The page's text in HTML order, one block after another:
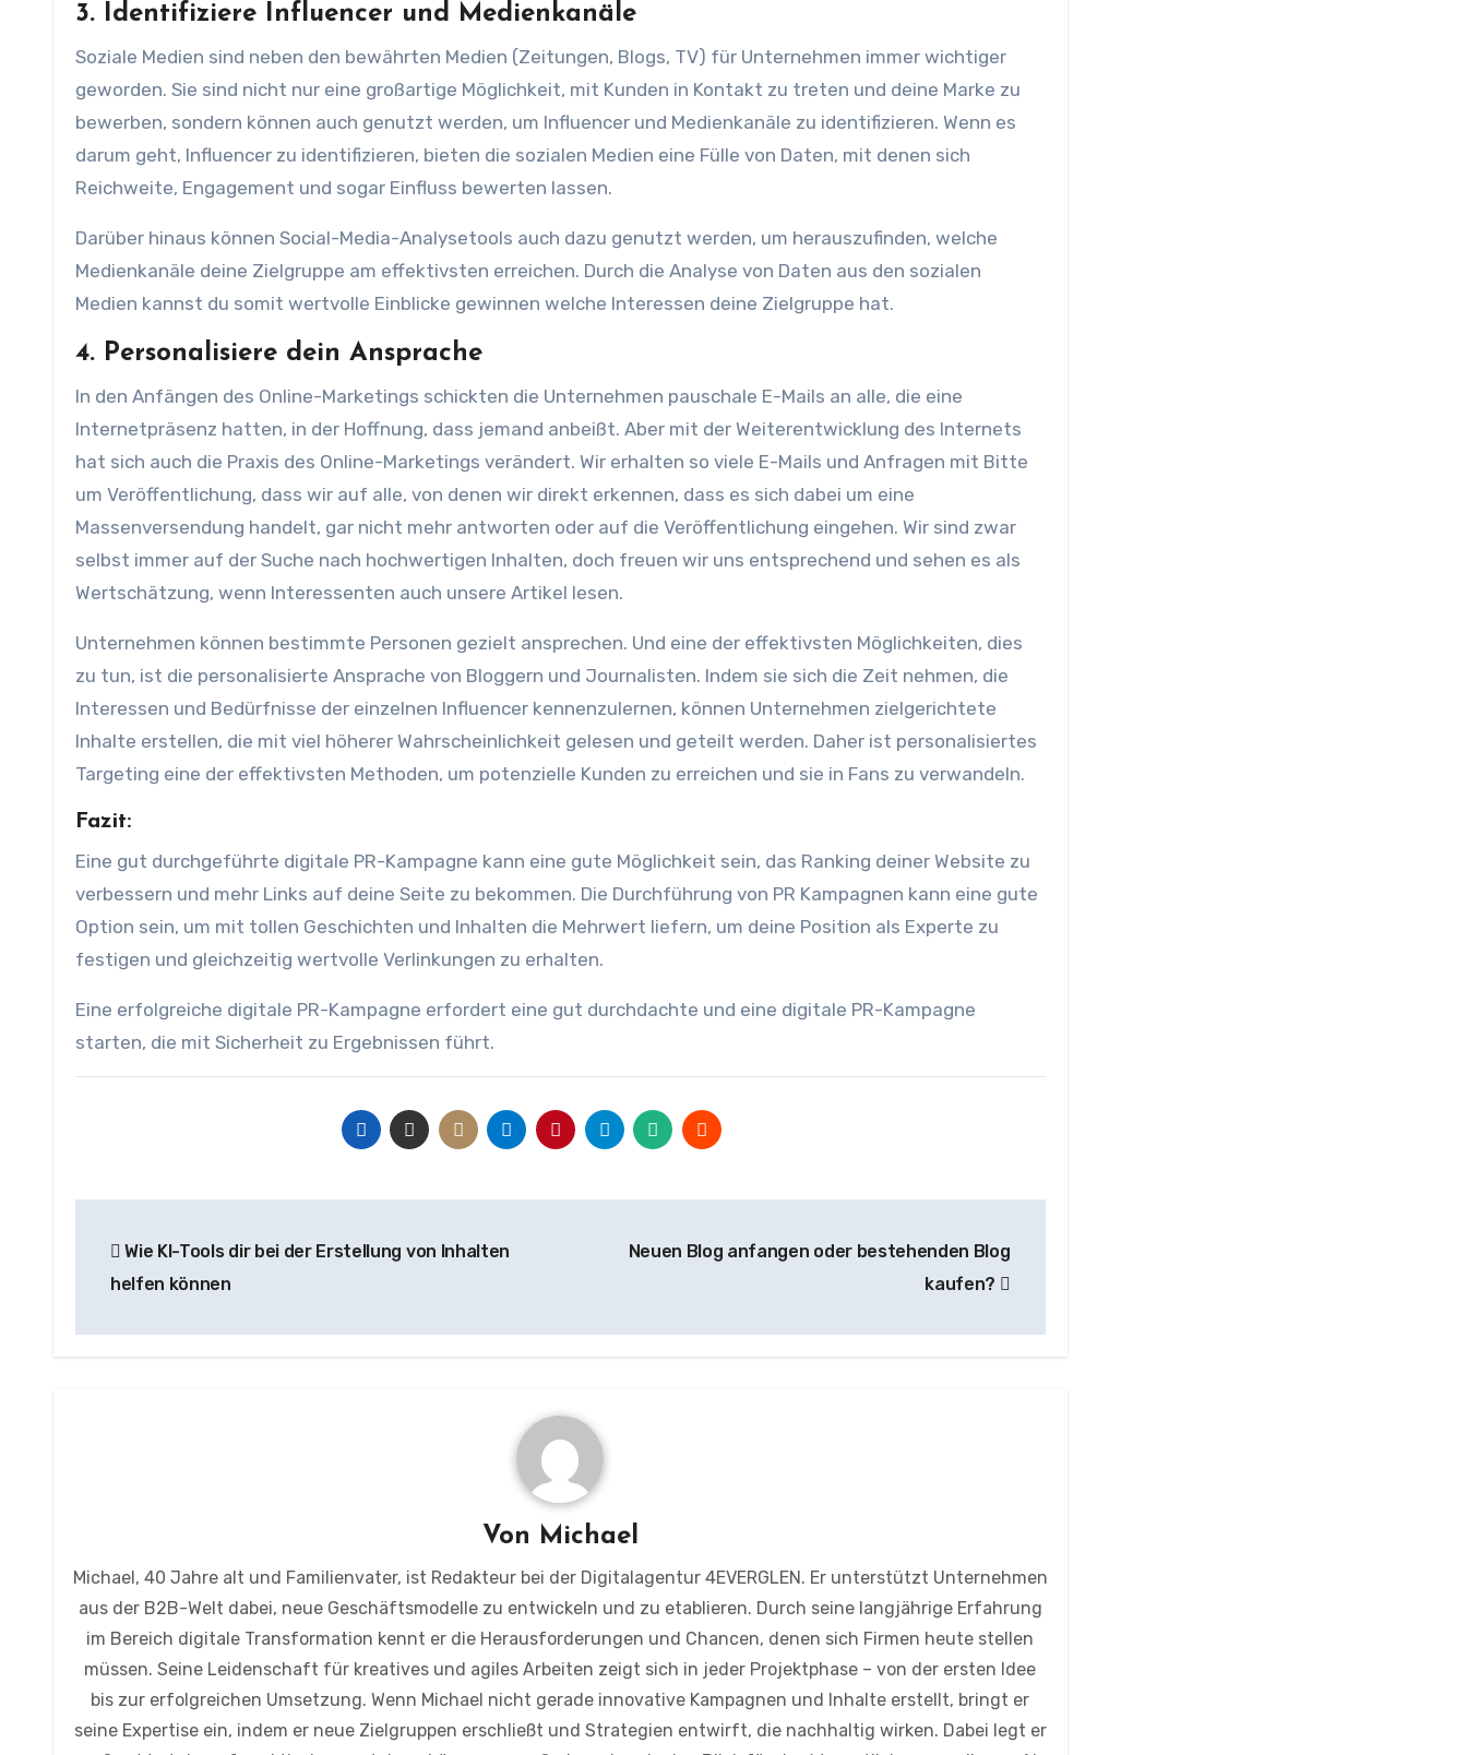
3. Identifiziere Influencer und Medienkanäle
Soziale Medien sind neben den bewährten Medien (Zeitungen, Blogs, TV) für Unternehmen immer wichtiger
geworden. Sie sind nicht nur eine großartige Möglichkeit, mit Kunden in Kontakt zu treten und deine Marke zu
bewerben, sondern können auch genutzt werden, um Influencer und Medienkanäle zu identifizieren. Wenn es
darum geht, Influencer zu identifizieren, bieten die sozialen Medien eine Fülle von Daten, mit denen sich
Reichweite, Engagement und sogar Einfluss bewerten lassen.
Darüber hinaus können Social-Media-Analysetools auch dazu genutzt werden, um herauszufinden, welche
Medienkanäle deine Zielgruppe am effektivsten erreichen. Durch die Analyse von Daten aus den sozialen
Medien kannst du somit wertvolle Einblicke gewinnen welche Interessen deine Zielgruppe hat.
4. Personalisiere dein Ansprache
In den Anfängen des Online-Marketings schickten die Unternehmen pauschale E-Mails an alle, die eine
Internetpräsenz hatten, in der Hoffnung, dass jemand anbeißt. Aber mit der Weiterentwicklung des Internets
hat sich auch die Praxis des Online-Marketings verändert. Wir erhalten so viele E-Mails und Anfragen mit Bitte
um Veröffentlichung, dass wir auf alle, von denen wir direkt erkennen, dass es sich dabei um eine
Massenversendung handelt, gar nicht mehr antworten oder auf die Veröffentlichung eingehen. Wir sind zwar
selbst immer auf der Suche nach hochwertigen Inhalten, doch freuen wir uns entsprechend und sehen es als
Wertschätzung, wenn Interessenten auch unsere Artikel lesen.
Unternehmen können bestimmte Personen gezielt ansprechen. Und eine der effektivsten Möglichkeiten, dies
zu tun, ist die personalisierte Ansprache von Bloggern und Journalisten. Indem sie sich die Zeit nehmen, die
Interessen und Bedürfnisse der einzelnen Influencer kennenzulernen, können Unternehmen zielgerichtete
Inhalte erstellen, die mit viel höherer Wahrscheinlichkeit gelesen und geteilt werden. Daher ist personalisiertes
Targeting eine der effektivsten Methoden, um potenzielle Kunden zu erreichen und sie in Fans zu verwandeln.
Fazit:
Eine gut durchgeführte digitale PR-Kampagne kann eine gute Möglichkeit sein, das Ranking deiner Website zu
verbessern und mehr Links auf deine Seite zu bekommen. Die Durchführung von PR Kampagnen kann eine gute
Option sein, um mit tollen Geschichten und Inhalten die Mehrwert liefern, um deine Position als Experte zu
festigen und gleichzeitig wertvolle Verlinkungen zu erhalten.
Eine erfolgreiche digitale PR-Kampagne erfordert eine gut durchdachte und eine digitale PR-Kampagne
starten, die mit Sicherheit zu Ergebnissen führt.
Wie KI-Tools dir bei der Erstellung von Inhalten
helfen können
Neuen Blog anfangen oder bestehenden Blog
kaufen?
Von Michael
Michael, 40 Jahre alt und Familienvater, ist Redakteur bei der Digitalagentur 4EVERGLEN. Er unterstützt Unternehmen
aus der B2B-Welt dabei, neue Geschäftsmodelle zu entwickeln und zu etablieren. Durch seine langjährige Erfahrung
im Bereich digitale Transformation kennt er die Herausforderungen und Chancen, denen sich Firmen heute stellen
müssen. Seine Leidenschaft für kreatives und agiles Arbeiten zeigt sich in jeder Projektphase – von der ersten Idee
bis zur erfolgreichen Umsetzung. Wenn Michael nicht gerade innovative Kampagnen und Inhalte erstellt, bringt er
seine Expertise ein, indem er neue Zielgruppen erschließt und Strategien entwirft, die nachhaltig wirken. Dabei legt er